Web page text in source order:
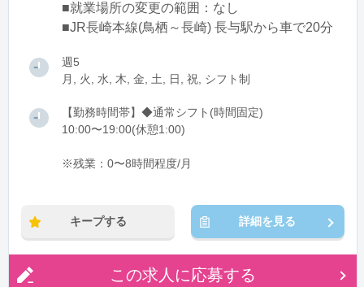
■就業場所の変更の範囲：なし
■JR長崎本線(鳥栖～長崎) 長与駅から車で20分
週5
月, 火, 水, 木, 金, 土, 日, 祝, シフト制
【勤務時間帯】◆通常シフト(時間固定)
10:00〜19:00(休憩1:00)
※残業：0〜8時間程度/月
キープする 詳細を見る
この求人に応募する